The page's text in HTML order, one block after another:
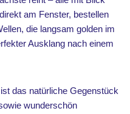
am Fenster, bestellen
die langsam golden im
Ausklang nach einem
das natürliche Gegenstück
wunderschön